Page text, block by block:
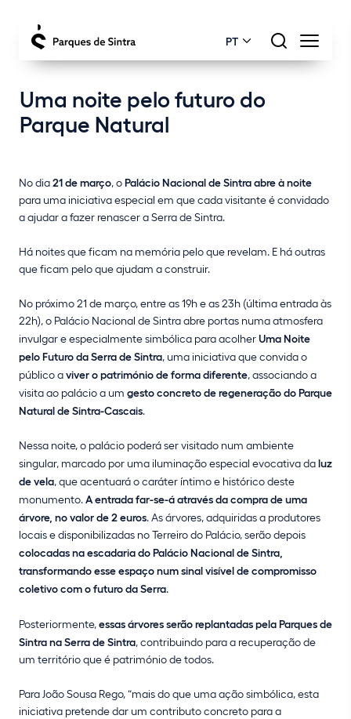
PT
Uma noite pelo futuro do
Parque Natural
No dia21 de março, oPalácio Nacional de Sintra abre à noite
para uma iniciativa especial em que cada visitante é convidado
a ajudar a fazer renascer a Serra de Sintra.
Há noites que ficam na memória pelo que revelam. E há outras
que ficam pelo que ajudam a construir.
No próximo 21 de março, entre as 19h e as 23h (última entrada às
22h), o Palácio Nacional de Sintra abre portas numa atmosfera
invulgar e especialmente simbólica para acolherUma Noite
pelo Futuro da Serra de Sintra, uma iniciativa que convida o
público aviver o património de forma diferente, associando a
visita ao palácio a um gesto concreto de regeneração do Parque
Natural de Sintra-Cascais.
Nessa noite, o palácio poderá ser visitado num ambiente
singular, marcado por uma iluminação especial evocativa daluz
de vela, que acentuará o caráter íntimo e histórico deste
monumento. A entrada far-se-á através da compra de uma
árvore, no valor de 2 euros. As árvores, adquiridas a produtores
locais e disponibilizadas no Terreiro do Palácio, serão depois
colocadas na escadaria do Palácio Nacional de Sintra,
transformando esse espaço num sinal visível de compromisso
coletivo com o futuro da Serra.
Posteriormente,essas árvores serão replantadas pela Parques de
Sintra na Serra de Sintra, contribuindo para a recuperação de
um território que é património de todos.
Para João Sousa Rego, “mais do que uma ação simbólica, esta
iniciativa pretende dar um contributo concreto para a